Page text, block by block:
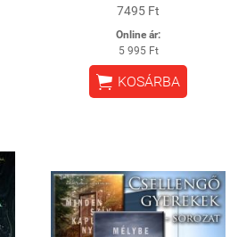
7495 Ft
Online ár:
5 995 Ft
 KOSÁRBA